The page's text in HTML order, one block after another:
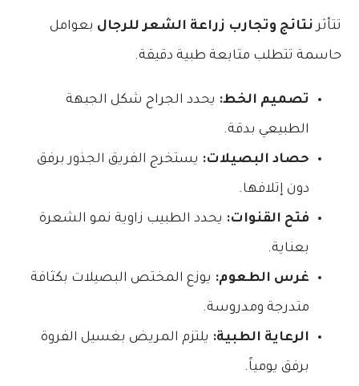
تتأثرنتائج وتجارب زراعة الشعر للرجال بعوامل
حاسمة تتطلب متابعة طبية دقيقة.
تصميم الخط: يحدد الجراح شكل الجبهة
الطبيعي بدقة.
حصاد البصيلات: يستخرج الفريق الجذور برفق
دون إتلافها.
فتح القنوات: يحدد الطبيب زاوية نمو الشعرة
بعناية.
غرس الطعوم: يوزع المختص البصيلات بكثافة
متدرجة ومدروسة.
الرعاية الطبية: يلتزم المريض بغسيل الفروة
برفق يومياً.